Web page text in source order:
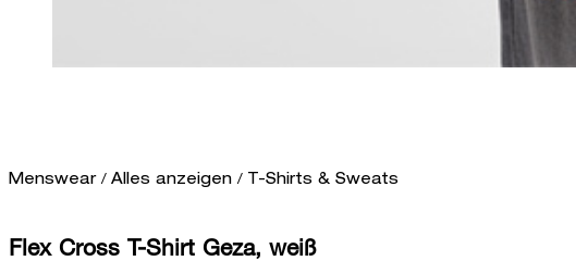
Menswear / Alles anzeigen / T-Shirts & Sweats
Flex Cross T-Shirt Geza, weiß